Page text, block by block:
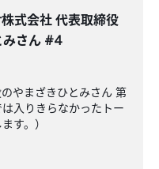
式会社 代表取締役
みさん #4
やまざきひとみさん 第
入りきらなかったトー
す。）